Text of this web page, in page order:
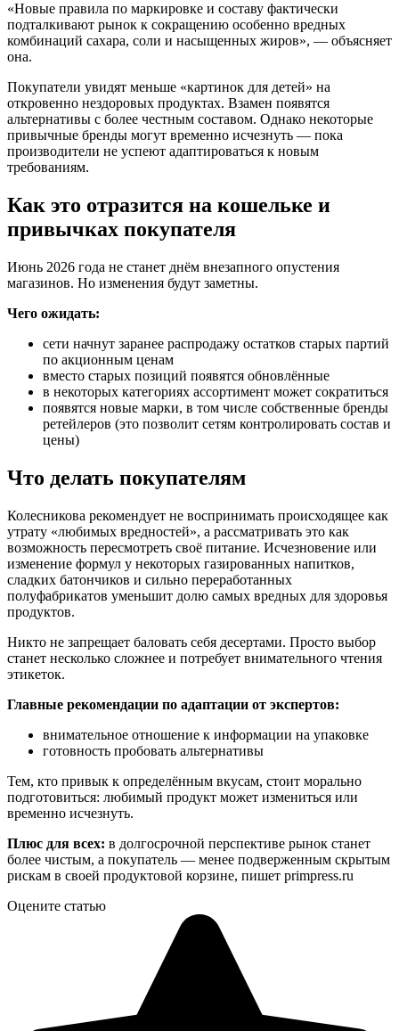
«Новые правила по маркировке и составу фактически
подталкивают рынок к сокращению особенно вредных
комбинаций сахара, соли и насыщенных жиров», — объясняет
она.
Покупатели увидят меньше «картинок для детей» на
откровенно нездоровых продуктах. Взамен появятся
альтернативы с более честным составом. Однако некоторые
привычные бренды могут временно исчезнуть — пока
производители не успеют адаптироваться к новым
требованиям.
Как это отразится на кошельке и
привычках покупателя
Июнь 2026 года не станет днём внезапного опустения
магазинов. Но изменения будут заметны.
Чего ожидать:
сети начнут заранее распродажу остатков старых партий
по акционным ценам
вместо старых позиций появятся обновлённые
в некоторых категориях ассортимент может сократиться
появятся новые марки, в том числе собственные бренды
ретейлеров (это позволит сетям контролировать состав и
цены)
Что делать покупателям
Колесникова рекомендует не воспринимать происходящее как
утрату «любимых вредностей», а рассматривать это как
возможность пересмотреть своё питание. Исчезновение или
изменение формул у некоторых газированных напитков,
сладких батончиков и сильно переработанных
полуфабрикатов уменьшит долю самых вредных для здоровья
продуктов.
Никто не запрещает баловать себя десертами. Просто выбор
станет несколько сложнее и потребует внимательного чтения
этикеток.
Главные рекомендации по адаптации от экспертов:
внимательное отношение к информации на упаковке
готовность пробовать альтернативы
Тем, кто привык к определённым вкусам, стоит морально
подготовиться: любимый продукт может измениться или
временно исчезнуть.
Плюс для всех: в долгосрочной перспективе рынок станет
более чистым, а покупатель — менее подверженным скрытым
рискам в своей продуктовой корзине, пишет primpress.ru
Оцените статью